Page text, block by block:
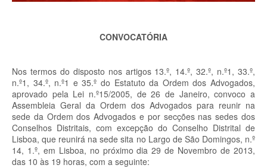
CONVOCATÓRIA
Nos termos do disposto nos artigos 13.º, 14.º, 32.º, n.º1, 33.º,
n.º1, 34.º, n.º1 e 35.º do Estatuto da Ordem dos Advogados,
aprovado pela Lei n.º15/2005, de 26 de Janeiro, convoco a
Assembleia Geral da Ordem dos Advogados para reunir na
sede da Ordem dos Advogados e por secções nas sedes dos
Conselhos Distritais, com excepção do Conselho Distrital de
Lisboa, que reunirá na sede sita no Largo de São Domingos, n.º
14, 1.º, em Lisboa, no próximo dia 29 de Novembro de 2013,
das 10 às 19 horas, com a seguinte: